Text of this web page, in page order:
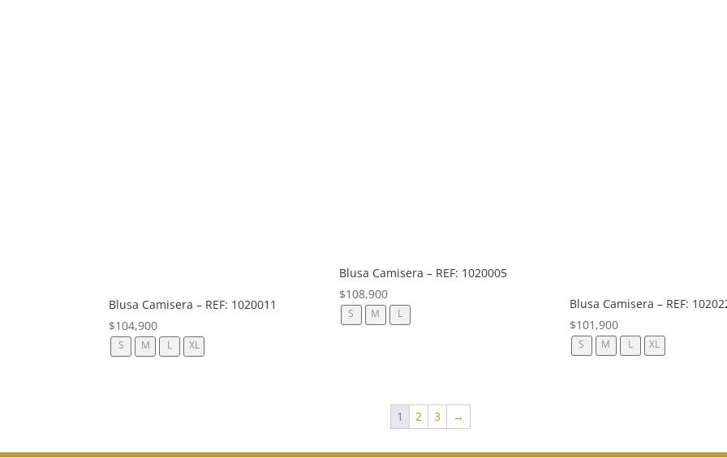
Blusa Camisera – REF: 1020011
$104,900
S M L XL
Blusa Camisera – REF: 1020005
$108,900
S M L
Blusa Camisera – REF:
$101,900
S M L XL
1 2 3 →